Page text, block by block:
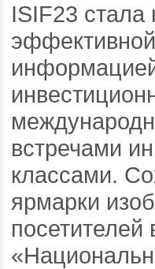
ISIF23 стала
встречами
классами.
ярмарки